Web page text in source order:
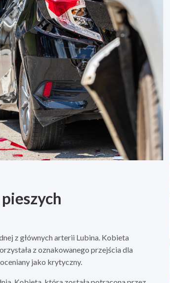
z głównych arterii Lubina. Kobieta
z oznakowanego przejścia dla
jako krytyczny.